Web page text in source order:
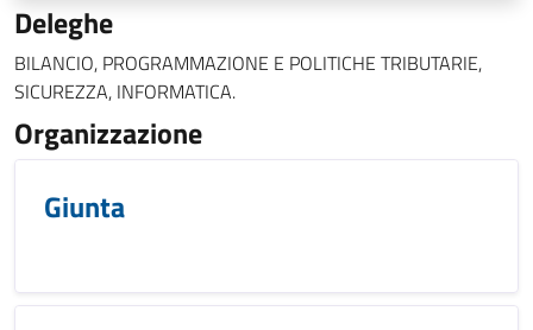
Deleghe
BILANCIO, PROGRAMMAZIONE E POLITICHE TRIBUTARIE,
SICUREZZA, INFORMATICA.
Organizzazione
Giunta